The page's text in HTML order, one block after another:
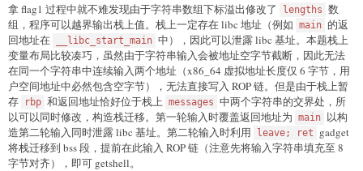
拿 flag1 过程中就不难发现由于字符串数组下标溢出修改了 lengths 数
组，程序可以越界输出栈上值。栈上一定存在 libc 地址（例如 main 的返
回地址在
__libc_start_main 中），因此可以泄露 libc 基址。本题栈上
变量布局比较凑巧，虽然由于字符串输入会被地址空字节截断，因此无法
在同一个字符串中连续输入两个地址（x86_64 虚拟地址长度仅 6 字节，用
户空间地址中必然包含空字节），无法直接写入 ROP 链。但是由于栈上暂
存
rbp 和返回地址恰好位于栈上 messages 中两个字符串的交界处，所
以可以同时修改，构造栈迁移。第一轮输入时覆盖返回地址为 main 以构
造第二轮输入同时泄露 libc 基址。第二轮输入时利用
leave; ret
gadget
将栈迁移到 bss 段，提前在此输入 ROP 链（注意先将输入字符串填充至 8
字节对齐），即可 getshell。